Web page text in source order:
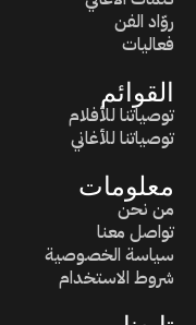
روّاد الفن
فعاليات
القوائم
توصياتنا للأفلام
توصياتنا للأغاني
معلومات
من نحن
تواصل معنا
سياسة الخصوصية
شروط الاستخدام